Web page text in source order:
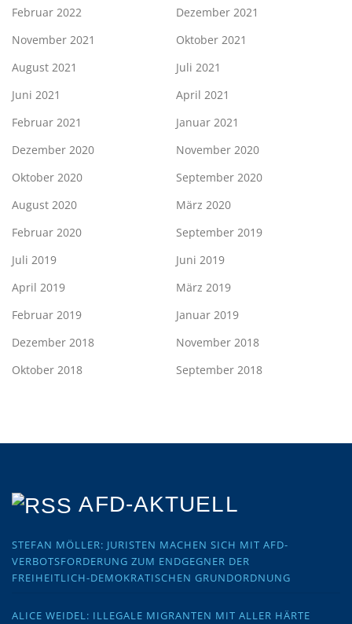
Februar 2022
Dezember 2021
November 2021
Oktober 2021
August 2021
Juli 2021
Juni 2021
April 2021
Februar 2021
Januar 2021
Dezember 2020
November 2020
Oktober 2020
September 2020
August 2020
März 2020
Februar 2020
September 2019
Juli 2019
Juni 2019
April 2019
März 2019
Februar 2019
Januar 2019
Dezember 2018
November 2018
Oktober 2018
September 2018
AFD-AKTUELL
STEFAN MÖLLER: JURISTEN MACHEN SICH MIT AFD-
VERBOTSFORDERUNG ZUM ENDGEGNER DER
FREIHEITLICH-DEMOKRATISCHEN GRUNDORDNUNG
ALICE WEIDEL: ILLEGALE MIGRANTEN MIT ALLER HÄRTE